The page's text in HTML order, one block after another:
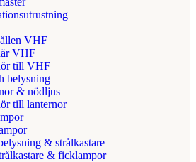
VHF
VHF
till VHF
belysning
& nödljus
till lanternor
& strålkastare
& ficklampor